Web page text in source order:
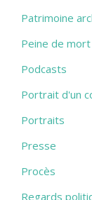
Patrimoine
Peine de mort
Podcasts
Portrait d'un
Portraits
Presse
Procès
Regards